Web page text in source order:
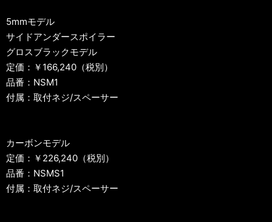
5mmモデル
サイドアンダースポイラー
グロスブラックモデル
定価：￥166,240（税別）
品番：NSM1
付属：取付ネジ/スペーサー
カーボンモデル
定価：￥226,240（税別）
品番：NSMS1
付属：取付ネジ/スペーサー